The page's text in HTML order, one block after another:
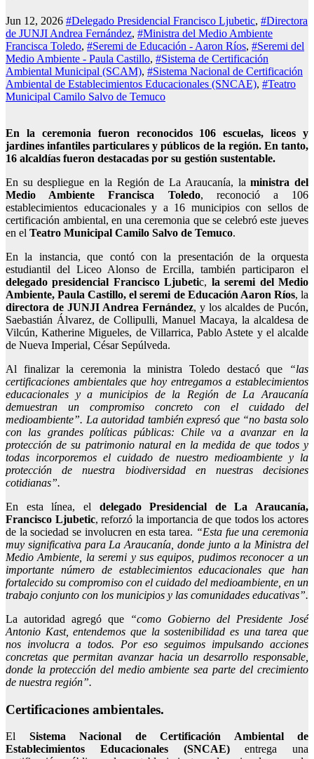
Jun 12, 2026 #Delegado Presidencial Francisco Ljubetic, #Directora
de JUNJI Andrea Fernández, #Ministra del Medio Ambiente
Francisca Toledo, #Seremi de Educación - Aaron Ríos, #Seremi del
Medio Ambiente - Paula Castillo, #Sistema de Certificación
Ambiental Municipal (SCAM), #Sistema Nacional de Certificación
Ambiental de Establecimientos Educacionales (SNCAE), #Teatro
Municipal Camilo Salvo de Temuco
En la ceremonia fueron reconocidos 106 escuelas, liceos y
jardines infantiles particulares y públicos de la región. En tanto,
16 alcaldías fueron destacadas por su gestión sustentable.
En su despliegue en la Región de La Araucanía, la ministra del
Medio Ambiente Francisca Toledo, reconoció a 106
establecimientos educacionales y a 16 municipios con sellos de
certificación ambiental, en una ceremonia que se celebró este jueves
en el Teatro Municipal Camilo Salvo de Temuco.
En la instancia, que contó con la presentación de la orquesta
estudiantil del Liceo Alonso de Ercilla, también participaron el
delegado presidencial Francisco Ljubetic, la seremi del Medio
Ambiente, Paula Castillo, el seremi de Educación Aaron Ríos, la
directora de JUNJI Andrea Fernández, y los alcaldes de Pucón,
Saebastián Álvarez, de Collipulli, Manuel Macaya, la alcaldesa de
Vilcún, Katherine Migueles, de Villarrica, Pablo Astete y el alcalde
de Nueva Imperial, César Sepúlveda.
Al finalizar la ceremonia la ministra Toledo destacó que “las
certificaciones ambientales que hoy entregamos a establecimientos
educacionales y a municipios de la Región de La Araucanía
demuestran un compromiso concreto con el cuidado del
medioambiente”. La autoridad también expresó que “no basta solo
con las grandes políticas públicas: Chile va a avanzar en la
protección de su patrimonio natural en la medida de que todos y
todas incorporemos el cuidado de nuestro medioambiente y la
protección de nuestra biodiversidad en nuestras decisiones
cotidianas”.
En esta línea, el delegado Presidencial de La Araucanía,
Francisco Ljubetic, reforzó la importancia de que todos los actores
de la sociedad se involucren en esta tarea. “Esta fue una ceremonia
muy significativa para La Araucanía, donde junto a la Ministra del
Medio Ambiente, la seremi y sus equipos, pudimos reconocer a un
importante número de establecimientos educacionales que han
fortalecido su compromiso con el cuidado del medioambiente, en un
trabajo conjunto con los municipios y las comunidades educativas”.
La autoridad agregó que
“como Gobierno del Presidente José
Antonio Kast, entendemos que la sostenibilidad es una tarea que
nos involucra a todos. Por eso seguimos impulsando acciones
concretas que permitan avanzar hacia un desarrollo responsable,
donde la protección del medio ambiente sea parte del crecimiento
de nuestra región”.
Certificaciones ambientales.
El Sistema Nacional de Certificación Ambiental de
Establecimientos Educacionales (SNCAE)entrega una